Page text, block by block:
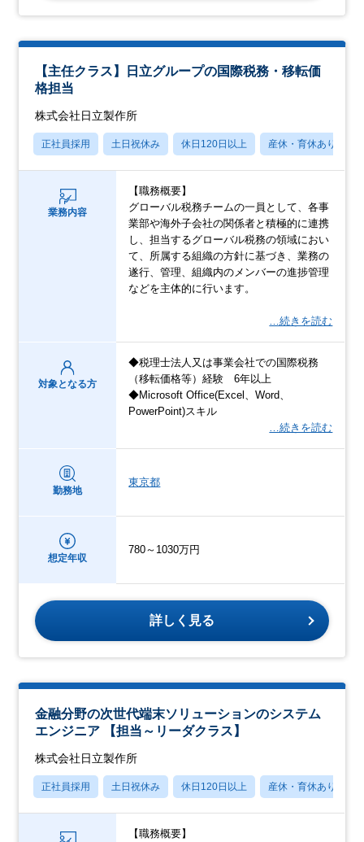
【主任クラス】日立グループの国際税務・移転価
格担当
株式会社日立製作所
正社員採用 土日祝休み 休日120日以上 産休・育休あり
業務内容
【職務概要】
グローバル税務チームの一員として、各事
業部や海外子会社の関係者と積極的に連携
し、担当するグローバル税務の領域におい
て、所属する組織の方針に基づき、業務の
遂行、管理、組織内のメンバーの進捗管理
などを主体的に行います。
…続きを読む
対象となる方
◆税理士法人又は事業会社での国際税務
（移転価格等）経験 6年以上
◆Microsoft Office(Excel、Word、
PowerPoint)スキル
…続きを読む
勤務地
東京都
想定年収
780～1030万円
詳しく見る
金融分野の次世代端末ソリューションのシステム
エンジニア 【担当～リーダクラス】
株式会社日立製作所
正社員採用 土日祝休み 休日120日以上 産休・育休あり
【職務概要】